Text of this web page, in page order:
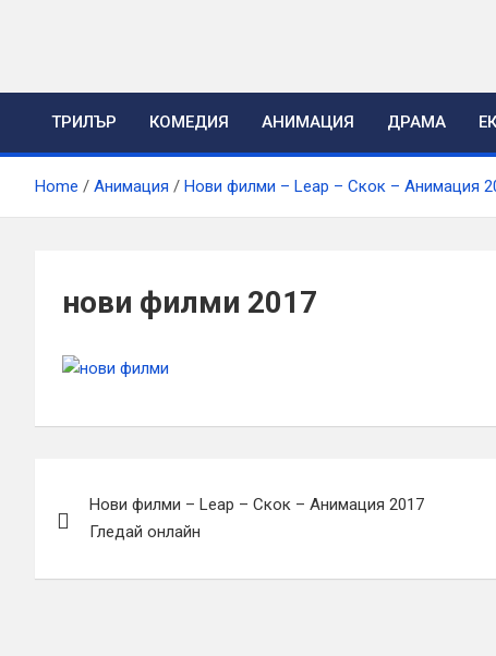
ТРИЛЪР КОМЕДИЯ АНИМАЦИЯ ДРАМА
Home Анимация Нови филми – Leap – Скок – Анимация
нови филми 2017
Нови филми – Leap – Скок – Анимация 2017
Гледай онлайн